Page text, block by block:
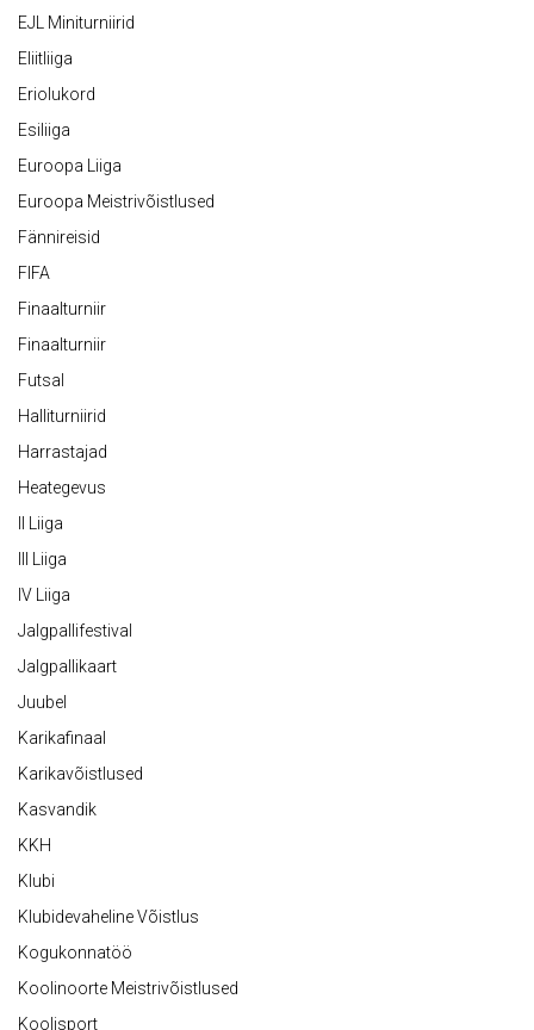
EJL Miniturniirid
Eliitliiga
Eriolukord
Esiliiga
Euroopa Liiga
Euroopa Meistrivõistlused
Fännireisid
FIFA
Finaalturniir
Finaalturniir
Futsal
Halliturniirid
Harrastajad
Heategevus
II Liiga
III Liiga
IV Liiga
Jalgpallifestival
Jalgpallikaart
Juubel
Karikafinaal
Karikavõistlused
Kasvandik
KKH
Klubi
Klubidevaheline Võistlus
Kogukonnatöö
Koolinoorte Meistrivõistlused
Koolisport